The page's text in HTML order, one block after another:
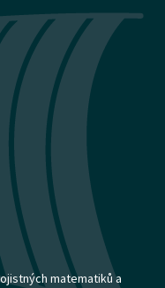
matematiků a